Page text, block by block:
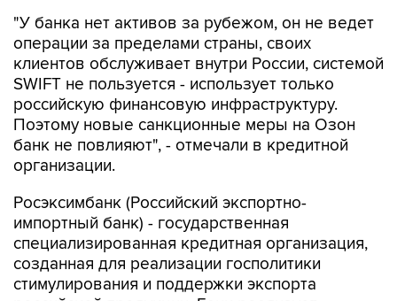
"У банка нет активов за рубежом, он не ведет
операции за пределами страны, своих
клиентов обслуживает внутри России, системой
SWIFT не пользуется - использует только
российскую финансовую инфраструктуру.
Поэтому новые санкционные меры на Озон
банк не повлияют", - отмечали в кредитной
организации.
Росэксимбанк (Российский экспортно-
импортный банк) - государственная
специализированная кредитная организация,
созданная для реализации госполитики
стимулирования и поддержки экспорта